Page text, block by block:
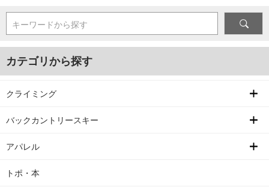
キーワードから探す
カテゴリから探す
クライミング
バックカントリースキー
アパレル
トポ・本